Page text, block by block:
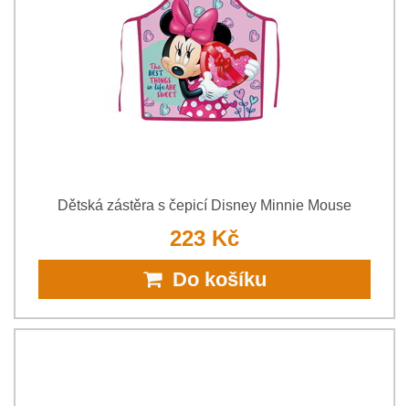
Dětská zástěra s čepicí Disney Minnie Mouse
223 Kč
Do košíku